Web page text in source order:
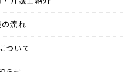
流れ
ついて